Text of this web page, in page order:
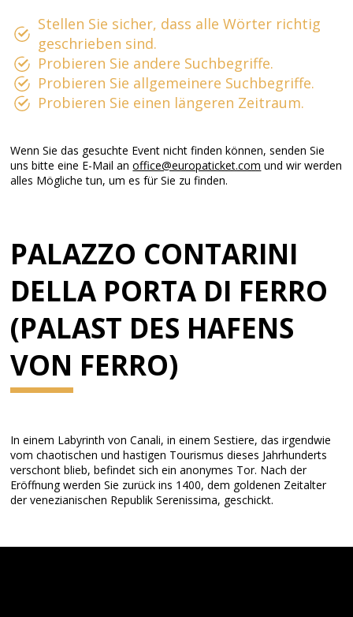
Stellen Sie sicher, dass alle Wörter richtig
geschrieben sind.
Probieren Sie andere Suchbegriffe.
Probieren Sie allgemeinere Suchbegriffe.
Probieren Sie einen längeren Zeitraum.
Wenn Sie das gesuchte Event nicht finden können, senden Sie
uns bitte eine E-Mail anoffice@europaticket.com und wir werden
alles Mögliche tun, um es für Sie zu finden.
PALAZZO CONTARINI
DELLA PORTA DI FERRO
(PALAST DES HAFENS
VON FERRO)
In einem Labyrinth von Canali, in einem Sestiere, das irgendwie
vom chaotischen und hastigen Tourismus dieses Jahrhunderts
verschont blieb, befindet sich ein anonymes Tor. Nach der
Eröffnung werden Sie zurück ins 1400, dem goldenen Zeitalter
der venezianischen Republik Serenissima, geschickt.